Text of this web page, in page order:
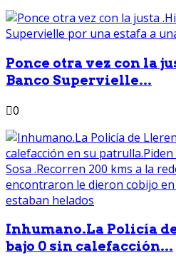
Ponce otra vez con la
Banco Supervielle...
0
Inhumano.La Policía
bajo 0 sin calefacción...